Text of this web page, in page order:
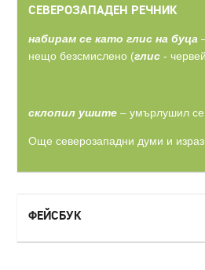
СЕВЕРОЗАПАДЕН РЕЧНИК
набирам се като глис на буца
нещо безсмислено (глис -
склопил ушите – умърлушил се
Още северозападни думи и
ФЕЙСБУК